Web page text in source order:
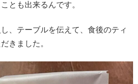
とも出来るんです。
、テーブルを伝えて、食後のティ
きました。